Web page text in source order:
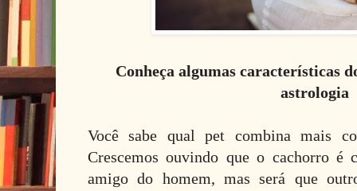
Conheça algumas características
astrologia
Você sabe qual pet combina mais
Crescemos ouvindo que o cachorro é
amigo do homem, mas será que